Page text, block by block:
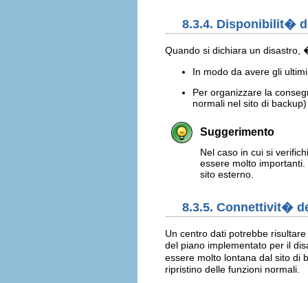
8.3.4. Disponibilit�
Quando si dichiara un disastro,
In modo da avere gli
Per organizzare la
normali nel sito di backup)
Suggerimento
Nel caso in cui si
essere molto
sito esterno.
8.3.5. Connettivit�
Un centro dati potrebbe
del piano implementato per il
essere molto lontana dal sito di
ripristino delle funzioni normali.